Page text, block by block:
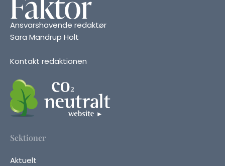
Ansvarshavende redaktør
Sara Mandrup Holt
Kontakt redaktionen
Sektioner
Aktuelt